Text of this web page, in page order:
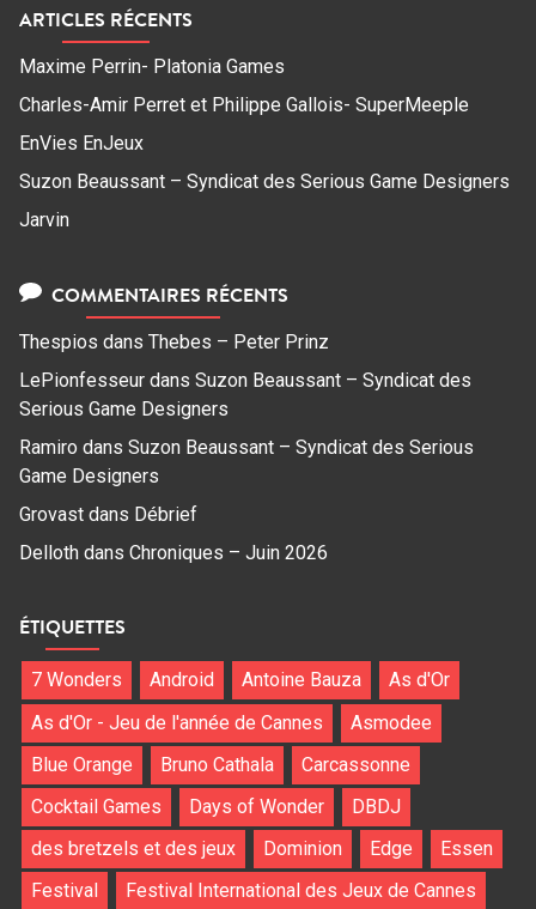
ARTICLES RÉCENTS
Maxime Perrin- Platonia Games
Charles-Amir Perret et Philippe Gallois- SuperMeeple
EnVies EnJeux
Suzon Beaussant – Syndicat des Serious Game Designers
Jarvin
COMMENTAIRES RÉCENTS
Thespios dans Thebes – Peter Prinz
LePionfesseur dans Suzon Beaussant – Syndicat des
Serious Game Designers
Ramiro dans Suzon Beaussant – Syndicat des Serious
Game Designers
Grovast dans Débrief
Delloth dans Chroniques – Juin 2026
ÉTIQUETTES
7 Wonders Android Antoine Bauza
As d'Or
As d'Or - Jeu de l'année de Cannes
Asmodee
Blue Orange
Bruno Cathala
Carcassonne
Cocktail Games
Days of Wonder
DBDJ
des bretzels et des jeux
Dominion Edge
Essen
Festival
Festival International des Jeux de Cannes